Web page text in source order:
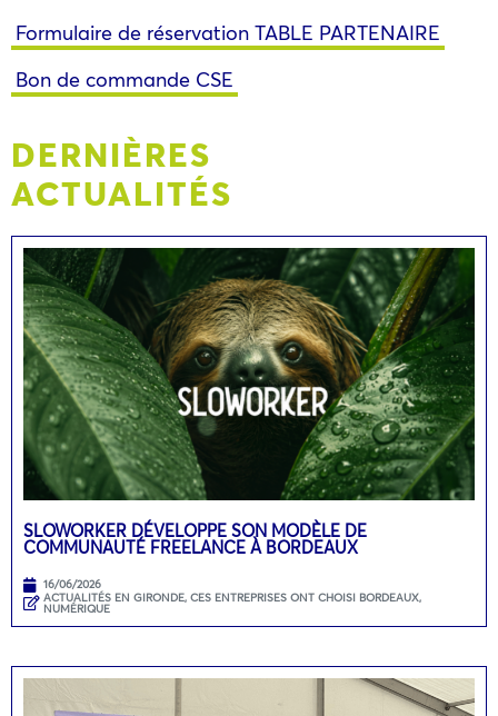
Formulaire de réservation TABLE PARTENAIRE
Bon de commande CSE
DERNIÈRES
ACTUALITÉS
SLOWORKER DÉVELOPPE SON MODÈLE DE
COMMUNAUTÉ FREELANCE À BORDEAUX
16/06/2026
ACTUALITÉS EN GIRONDE, CES ENTREPRISES ONT CHOISI BORDEAUX,
NUMÉRIQUE